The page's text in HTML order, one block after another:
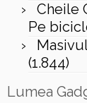
Cheile
Pe
(1.844)
Lumea